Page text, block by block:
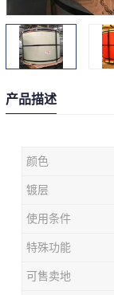
产品描述
颜色
镀层
使用条件
特殊功能
可售卖地